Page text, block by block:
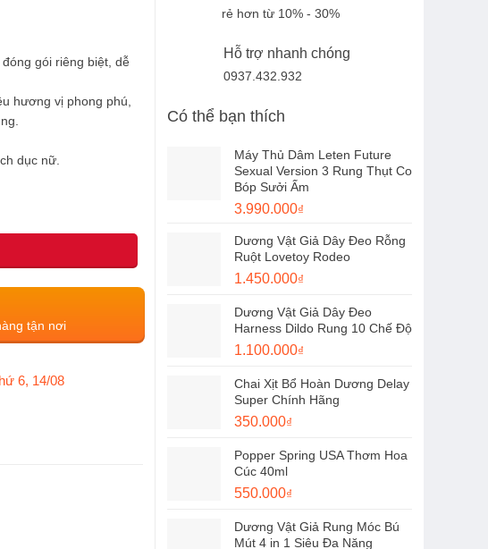
rẻ hơn từ 10% - 30%
Hỗ trợ nhanh chóng
0937.432.932
Có thể bạn thích
Máy Thủ Dâm Leten Future
Sexual Version 3 Rung Thụt Co
Bóp Sưởi Ấm
Giá
là:
4.400.000₫.
3.990.000₫
tại
là:
Dương Vật Giả Dây Đeo Rỗng
Ruột Lovetoy Rodeo
Giá
là:
1.650.000₫.
1.450.000₫
tại
là:
Dương Vật Giả Dây Đeo
Harness Dildo Rung 10 Chế Độ
Giá
là:
1.250.000₫.
1.100.000₫
tại
là:
Chai Xịt Bổ Hoàn Dương Delay
Super Chính Hãng
Giá
là:
450.000₫.
350.000₫
tại
Popper Spring USA Thơm Hoa
Cúc 40ml
Giá
là:
550.000₫
tại
Dương Vật Giả Rung Móc Bú
Mút 4 in 1 Siêu Đa Năng
gói riêng biệt, dễ
hương vị phong phú,
dục nữ.
tận nơi
6, 14/08